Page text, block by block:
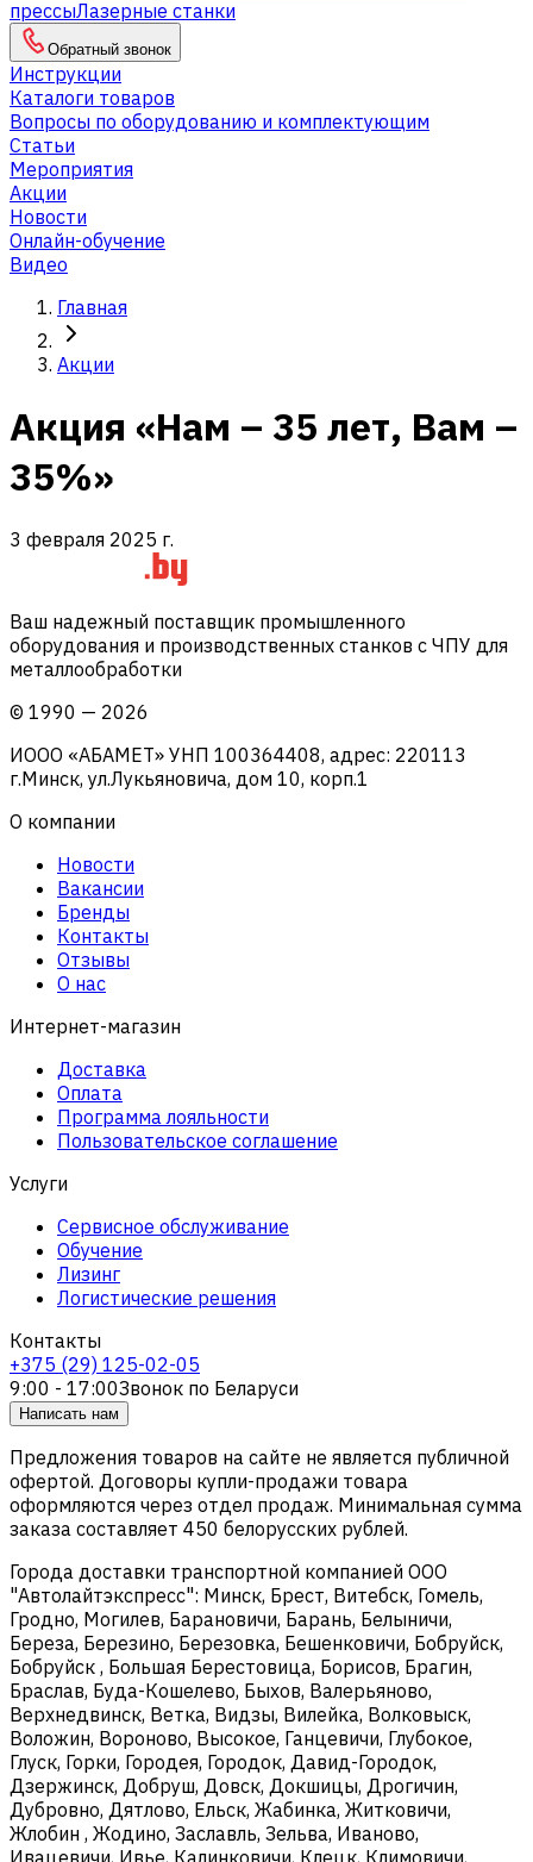
прессыЛазерные станки
Обратный звонок
Инструкции
Каталоги товаров
Вопросы по оборудованию и комплектующим
Статьи
Мероприятия
Акции
Новости
Онлайн-обучение
Видео
Главная
Акции
Акция «Нам – 35 лет, Вам –
35%»
3 февраля 2025 г.
Ваш надежный поставщик промышленного
оборудования и производственных станков с ЧПУ для
металлообработки
© 1990 — 2026
ИООО «АБАМЕТ» УНП 100364408, адрес: 220113
г.Минск, ул.Лукьяновича, дом 10, корп.1
О компании
Новости
Вакансии
Бренды
Контакты
Отзывы
О нас
Интернет-магазин
Доставка
Оплата
Программа лояльности
Пользовательское соглашение
Услуги
Сервисное обслуживание
Обучение
Лизинг
Логистические решения
Контакты
+375 (29) 125-02-05
9:00 - 17:00Звонок по Беларуси
Написать нам
Предложения товаров на сайте не является публичной
офертой. Договоры купли-продажи товара
оформляются через отдел продаж. Минимальная сумма
заказа составляет 450 белорусских рублей.
Города доставки транспортной компанией ООО
"Автолайтэкспресс": Минск, Брест, Витебск, Гомель,
Гродно, Могилев, Барановичи, Барань, Белыничи,
Береза, Березино, Березовка, Бешенковичи, Бобруйск,
Бобруйск , Большая Берестовица, Борисов, Брагин,
Браслав, Буда-Кошелево, Быхов, Валерьяново,
Верхнедвинск, Ветка, Видзы, Вилейка, Волковыск,
Воложин, Вороново, Высокое, Ганцевичи, Глубокое,
Глуск, Горки, Городея, Городок, Давид-Городок,
Дзержинск, Добруш, Довск, Докшицы, Дрогичин,
Дубровно, Дятлово, Ельск, Жабинка, Житковичи,
Жлобин , Жодино, Заславль, Зельва, Иваново,
Ивацевичи, Ивье, Калинковичи, Клецк, Климовичи,